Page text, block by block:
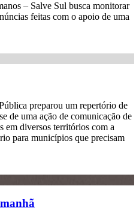
– Salve Sul busca monitorar
feitas com o apoio de uma
preparou um repertório de
de uma ação de comunicação de
em diversos territórios com a
para municípios que precisam